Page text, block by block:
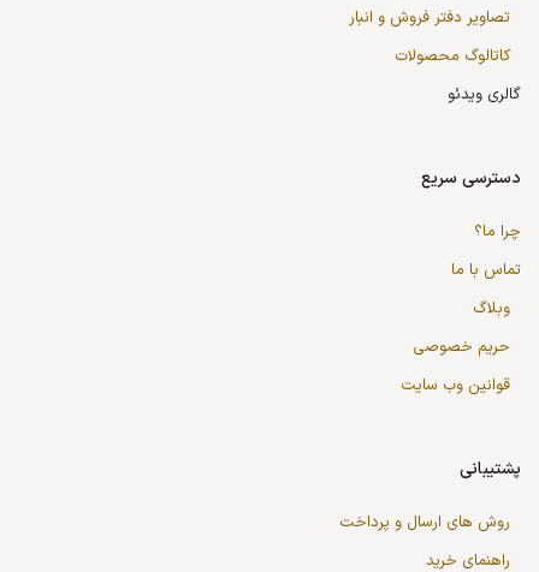
تصاویر دفتر فروش و انبار
کاتالوگ محصولات
گالری ویدئو
دسترسی سریع
چرا ما؟
تماس با ما
وبلاگ
حریم خصوصی
قوانین وب سایت
پشتیبانی
روش های ارسال و پرداخت
راهنمای خرید